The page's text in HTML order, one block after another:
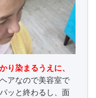
り染まるうえに、
アなので美容室で
ッと終わるし、面